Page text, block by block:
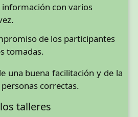
con varios
de los participantes
tomadas.
una buena facilitación y de la
correctas.
talleres